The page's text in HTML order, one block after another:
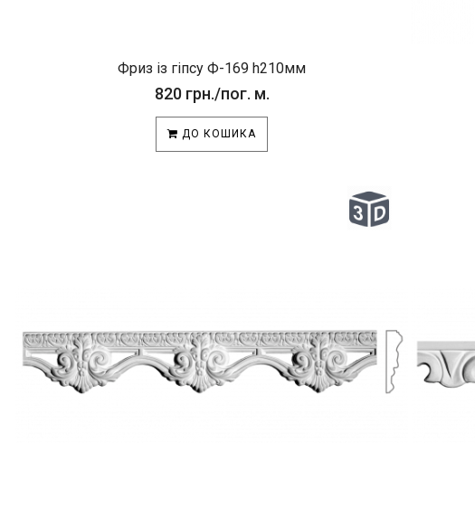
Фриз із гіпсу Ф-169 h210мм
820 грн./пог. м.
ДО КОШИКА